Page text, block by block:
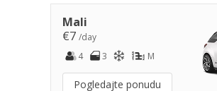
Mali
€7 /day
4
3 M
Pogledajte ponudu